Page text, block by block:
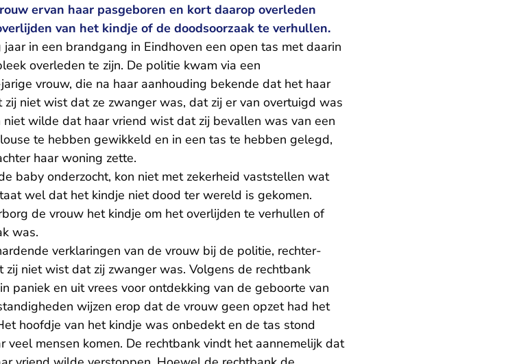
ervan haar pasgeboren en kort daarop overleden
van het kindje of de doodsoorzaak te verhullen.
in een brandgang in Eindhoven een open tas met daarin
overleden te zijn. De politie kwam via een
vrouw, die na haar aanhouding bekende dat het haar
niet wist dat ze zwanger was, dat zij er van overtuigd was
wilde dat haar vriend wist dat zij bevallen was van een
te hebben gewikkeld en in een tas te hebben gelegd,
haar woning zette.
baby onderzocht, kon niet met zekerheid vaststellen wat
wel dat het kindje niet dood ter wereld is gekomen.
de vrouw het kindje om het overlijden te verhullen of
was.
verklaringen van de vrouw bij de politie, rechter-
niet wist dat zij zwanger was. Volgens de rechtbank
paniek en uit vrees voor ontdekking van de geboorte van
wijzen erop dat de vrouw geen opzet had het
hoofdje van het kindje was onbedekt en de tas stond
mensen komen. De rechtbank vindt het aannemelijk dat